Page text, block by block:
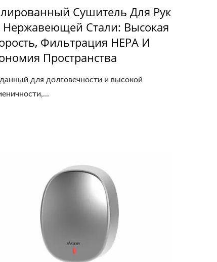
Сушитель Для Рук
Нержавеющей Стали: Высокая
Фильтрация HEPA И
Пространства
для долговечности и высокой